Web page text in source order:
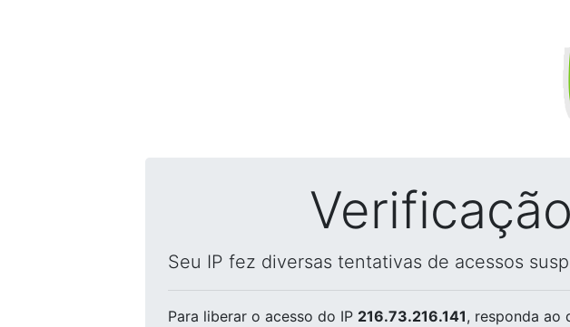
Seu IP fez diversas tentativas de acessos
Para liberar o acesso do IP 216.73.216.141, responda ao